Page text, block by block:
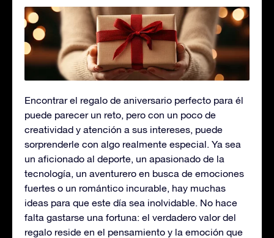
Encontrar el regalo de aniversario perfecto para él
puede parecer un reto, pero con un poco de
creatividad y atención a sus intereses, puede
sorprenderle con algo realmente especial. Ya sea
un aficionado al deporte, un apasionado de la
tecnología, un aventurero en busca de emociones
fuertes o un romántico incurable, hay muchas
ideas para que este día sea inolvidable. No hace
falta gastarse una fortuna: el verdadero valor del
regalo reside en el pensamiento y la emoción que